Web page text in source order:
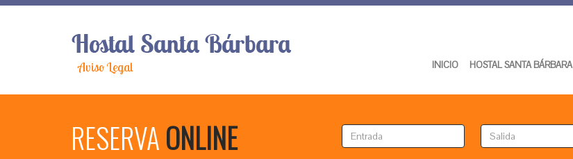
Aviso Legal INICIO HOSTAL SANTA BÁRBARA
RESERVAONLINE